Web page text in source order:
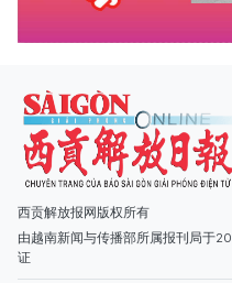
由越南新闻与传播部所属报刊局于
副总编辑: 阮玉英、范文长、裴氏红
阮克强、陈嘉宝
主编: 阮玉英
社址: 胡志明市棋盘坊阮氏明开街
总台: (028) 39294091 - 转 060
热线: 096.558.1888
编辑部: (028) 39294092 - 转 060
电子信箱